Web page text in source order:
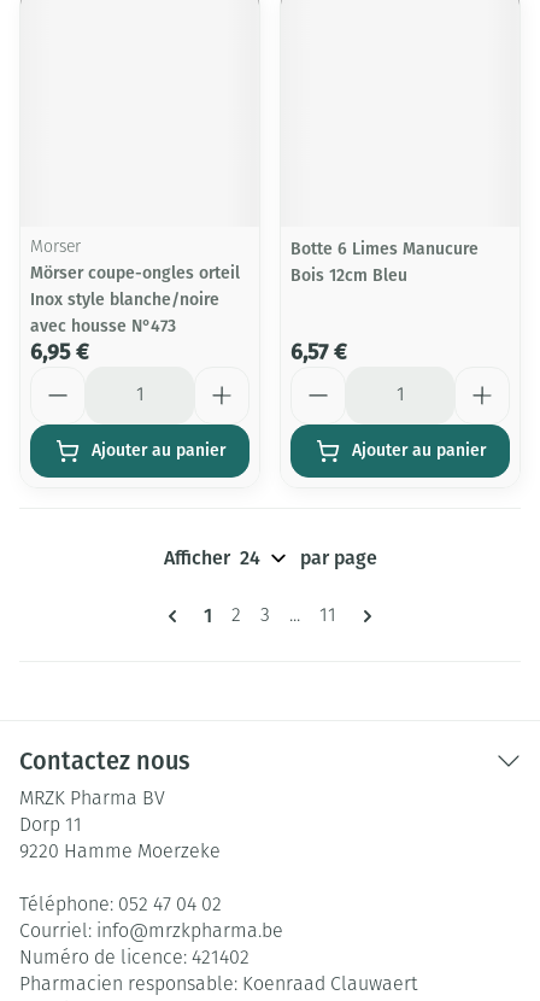
Morser
Mörser coupe-ongles orteil
Inox style blanche/noire
avec housse N°473
6,95 €
Ajouter au panier
Botte 6 Limes Manucure
Bois 12cm Bleu
6,57 €
Ajouter au panier
Pages
Vous lisez actuellement la page
1 Page
2 Page
3 ... Page
11
Afficher par page
Contactez nous
MRZK Pharma BV
Dorp 11
9220 Hamme Moerzeke
Téléphone: 052 47 04 02
Courriel: info@mrzkpharma.be
Numéro de licence: 421402
Pharmacien responsable: Koenraad Clauwaert